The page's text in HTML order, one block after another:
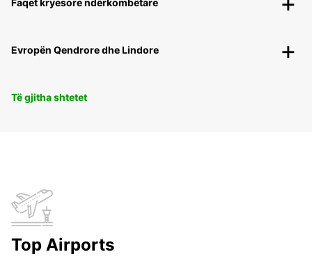
Faqet kryesore ndërkombëtare
Evropën Qendrore dhe Lindore
Të gjitha shtetet
Top Airports